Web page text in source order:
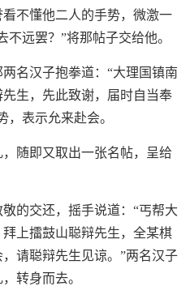
不懂他二人的手势，微激一
远罢？”将那帖子交给他。
名汉子抱拳道：“大理国镇南
生，先此致谢，届时自当奉
，表示允来赴会。
随即又取出一张名帖，呈给
的交还，摇手说道：“丐帮大
上擂鼓山聪辩先生，全某棋
请聪辩先生见谅。”两名汉子
转身而去。